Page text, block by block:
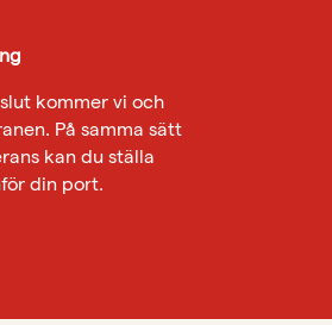
kommer vi och
På samma sätt
kan du ställa
din port.